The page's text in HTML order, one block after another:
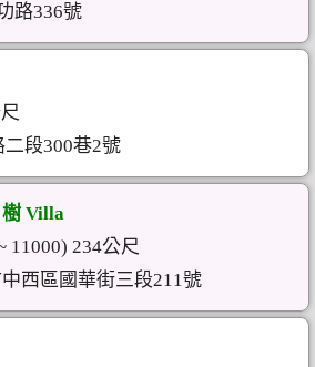
路336號
段300巷2號
Villa
11000) 234公尺
西區國華街三段211號